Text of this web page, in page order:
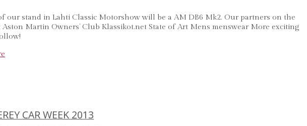
our stand in Lahti Classic Motorshow will be a AM DB6 Mk2. Our partners on the
Aston Martin Owners’ Club Klassikot.net State of Art Mens menswear More exciting
CAR WEEK 2013